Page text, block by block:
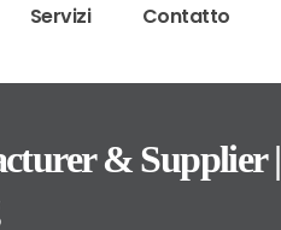
Servizi Contatto
& Supplier |